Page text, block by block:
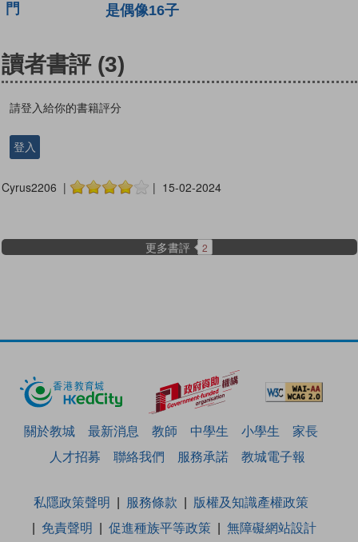
門
是偶像16子
讀者書評 (3)
請登入給你的書籍評分
登入
Cyrus2206 | | 15-02-2024
更多書評 2
關於教城 最新消息 教師 中學生 小學生
家長
人才招募
聯絡我們 服務承諾 教城電子報
私隱政策聲明 服務條款
版權及知識產權政策
免責聲明
促進種族平等政策 無障礙網站設計